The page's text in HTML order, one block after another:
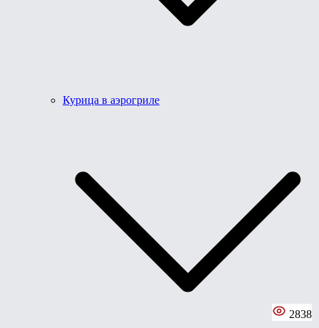
Курица в аэрогриле
2838